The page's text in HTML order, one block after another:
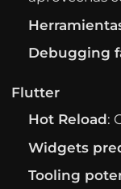
Debugging
Flutter
Hot Reload:
Widgets
Tooling